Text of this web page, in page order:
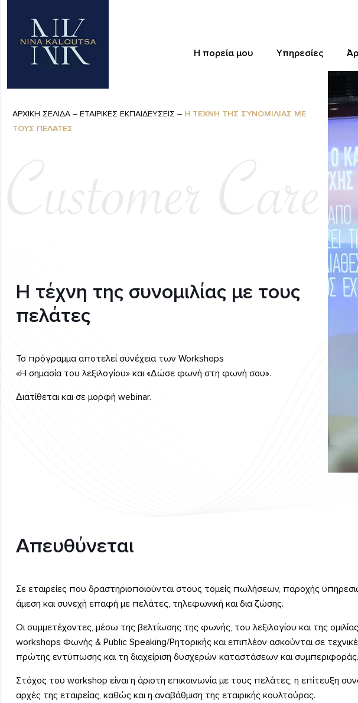
Η πορεία μου Υπηρεσίες
ΑΡΧΙΚΗ ΣΕΛΙΔΑ– ΕΤΑΙΡΙΚΕΣ ΕΚΠΑΙΔΕΥΣΕΙΣ – Η ΤΕΧΝΗ ΤΗΣ ΣΥΝΟΜΙΛΙΑΣ ΜΕ
ΤΟΥΣ ΠΕΛΑΤΕΣ
Η τέχνη της συνομιλίας με τους
πελάτες
Το πρόγραμμα αποτελεί συνέχεια των Workshops
«Η σημασία του λεξιλογίου» και «Δώσε φωνή στη φωνή σου».
Διατίθεται και σε μορφή webinar.
Απευθύνεται
Σε εταιρείες που δραστηριοποιούνται στους τομείς πωλήσεων, παροχής
άμεση και συνεχή επαφή με πελάτες, τηλεφωνική και δια ζώσης.
Οι συμμετέχοντες, μέσω της βελτίωσης της φωνής, του λεξιλογίου και της
workshops Φωνής & Public Speaking/Ρητορικής και επιπλέον ασκούνται σε
πρώτης εντύπωσης και τη διαχείριση δυσχερών καταστάσεων και συμπεριφοράς.
Στόχος του workshop είναι η άριστη επικοινωνία με τους πελάτες, η
αρχές της εταιρείας, καθώς και η αναβάθμιση της εταιρικής κουλτούρας.